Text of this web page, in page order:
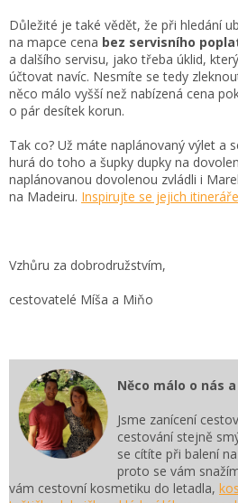
Důležité je také vědět, že při hledání
na mapce cena bez servisního
a dalšího servisu, jako třeba úklid,
účtovat navíc. Nesmíte se tedy
něco málo vyšší než nabízená cena
o pár desítek korun.
Tak co? Už máte naplánovaný výlet a
hurá do toho a šupky dupky na
naplánovanou dovolenou zvládli i
na Madeiru. Inspirujte se jejich
Vzhůru za dobrodružstvím,
cestovatelé Míša a Miňo
Něco málo o nás
Jsme zanícení
cestování stejně
se cítíte při balení
proto se vám
vám cestovní kosmetiku do letadla,